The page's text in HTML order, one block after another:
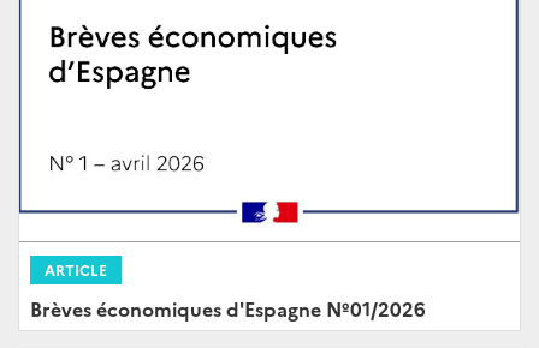
ARTICLE
Brèves économiques d'Espagne Nº01/2026